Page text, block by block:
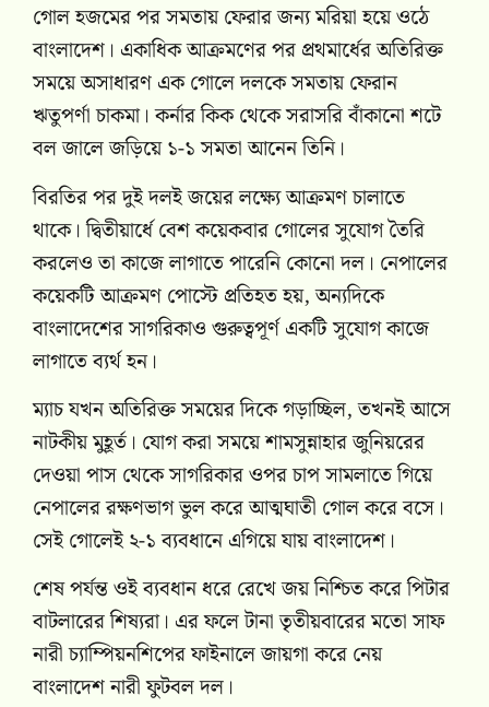
গোল হজমের পর সমতায় ফেরার জন্য মরিয়া হয়ে ওঠে
বাংলাদেশ। একাধিক আক্রমণের পর প্রথমার্ধের অতিরিক্ত
সময়ে অসাধারণ এক গোলে দলকে সমতায় ফেরান
ঋতুপর্ণা চাকমা। কর্নার কিক থেকে সরাসরি বাঁকানো শটে
বল জালে জড়িয়ে ১-১ সমতা আনেন তিনি।
বিরতির পর দুই দলই জয়ের লক্ষ্যে আক্রমণ চালাতে
থাকে। দ্বিতীয়ার্ধে বেশ কয়েকবার গোলের সুযোগ তৈরি
করলেও তা কাজে লাগাতে পারেনি কোনো দল। নেপালের
কয়েকটি আক্রমণ পোস্টে প্রতিহত হয়, অন্যদিকে
বাংলাদেশের সাগরিকাও গুরুত্বপূর্ণ একটি সুযোগ কাজে
লাগাতে ব্যর্থ হন।
ম্যাচ যখন অতিরিক্ত সময়ের দিকে গড়াচ্ছিল, তখনই আসে
নাটকীয় মুহূর্ত। যোগ করা সময়ে শামসুন্নাহার জুনিয়রের
দেওয়া পাস থেকে সাগরিকার ওপর চাপ সামলাতে গিয়ে
নেপালের রক্ষণভাগ ভুল করে আত্মঘাতী গোল করে বসে।
সেই গোলেই ২-১ ব্যবধানে এগিয়ে যায় বাংলাদেশ।
শেষ পর্যন্ত ওই ব্যবধান ধরে রেখে জয় নিশ্চিত করে পিটার
বাটলারের শিষ্যরা। এর ফলে টানা তৃতীয়বারের মতো সাফ
নারী চ্যাম্পিয়নশিপের ফাইনালে জায়গা করে নেয়
বাংলাদেশ নারী ফুটবল দল।